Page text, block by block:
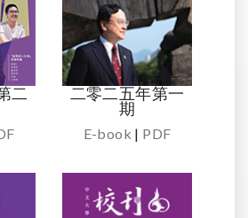
二
二零二五年第一
期
E-book | PDF